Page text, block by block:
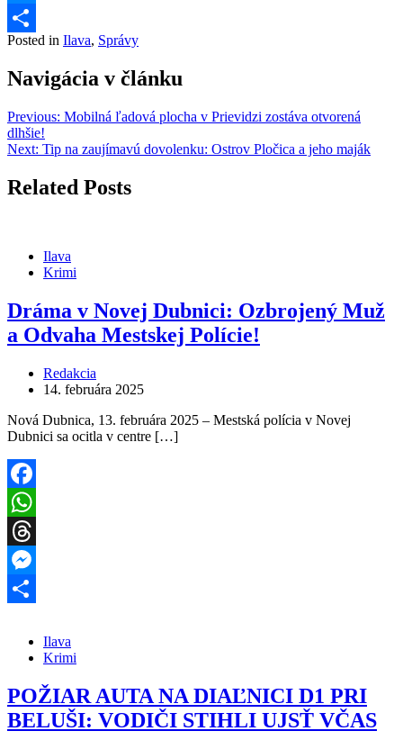
Messenger
Share
Posted in Ilava, Správy
Navigácia v článku
Previous: Mobilná ľadová plocha v Prievidzi zostáva otvorená
dlhšie!
Next: Tip na zaujímavú dovolenku: Ostrov Pločica a jeho maják
Related Posts
Ilava
Krimi
Dráma v Novej Dubnici: Ozbrojený Muž
a Odvaha Mestskej Polície!
Redakcia
14. februára 2025
Nová Dubnica, 13. februára 2025 – Mestská polícia v Novej
Dubnici sa ocitla v centre […]
Facebook
WhatsApp
Threads
Messenger
Ilava
Krimi
POŽIAR AUTA NA DIAĽNICI D1 PRI
BELUŠI: VODIČI STIHLI UJSŤ VČAS